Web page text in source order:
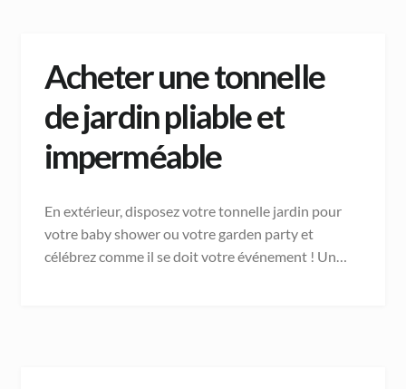
Acheter une tonnelle
de jardin pliable et
imperméable
En extérieur, disposez votre tonnelle jardin pour
votre baby shower ou votre garden party et
célébrez comme il se doit votre événement ! Un…